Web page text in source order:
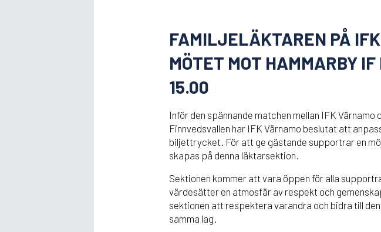
FAMILJELÄKTAREN PÅ
MÖTET MOT HAMMARBY
15.00
Inför den spännande matchen mellan IFK
Finnvedsvallen har IFK Värnamo beslutat att
biljettrycket. För att ge gästande supportrar en
skapas på denna läktarsektion.
Sektionen kommer att vara öppen för alla
värdesätter en atmosfär av respekt och
sektionen att respektera varandra och bidra till
samma lag.